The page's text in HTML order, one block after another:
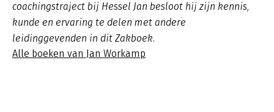
coachingstraject bij Hessel Jan besloot hij zijn kennis,
kunde en ervaring te delen met andere
leidinggevenden in dit Zakboek.
Alle boeken van Jan Workamp